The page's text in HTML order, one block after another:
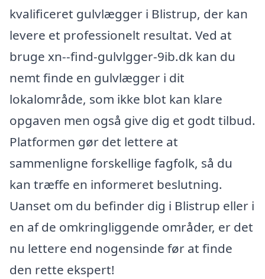
kvalificeret gulvlægger i Blistrup, der kan
levere et professionelt resultat. Ved at
bruge xn--find-gulvlgger-9ib.dk kan du
nemt finde en gulvlægger i dit
lokalområde, som ikke blot kan klare
opgaven men også give dig et godt tilbud.
Platformen gør det lettere at
sammenligne forskellige fagfolk, så du
kan træffe en informeret beslutning.
Uanset om du befinder dig i Blistrup eller i
en af de omkringliggende områder, er det
nu lettere end nogensinde før at finde
den rette ekspert!